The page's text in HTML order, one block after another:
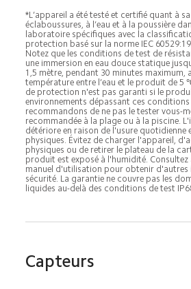
*L’appareil a été testé et certifié quant à
éclaboussures, à l’eau et à la poussière
laboratoire spécifiques avec la
protection basé sur la norme IEC
Notez que les conditions de test de
une immersion en eau douce statique
1,5 mètre, pendant 30 minutes maximum,
température entre l’eau et le produit de 5
de protection n'est pas garanti si le
environnements dépassant ces conditions
recommandons de ne pas le tester vous-
recommandée à la plage ou à la piscine.
détériore en raison de l'usure quotidienne
physiques. Évitez de charger l'appareil,
physiques ou de retirer le plateau de la
produit est exposé à l'humidité. Consultez
manuel d'utilisation pour obtenir d'autres
sécurité. La garantie ne couvre pas les
liquides au-delà des conditions de test
Capteurs